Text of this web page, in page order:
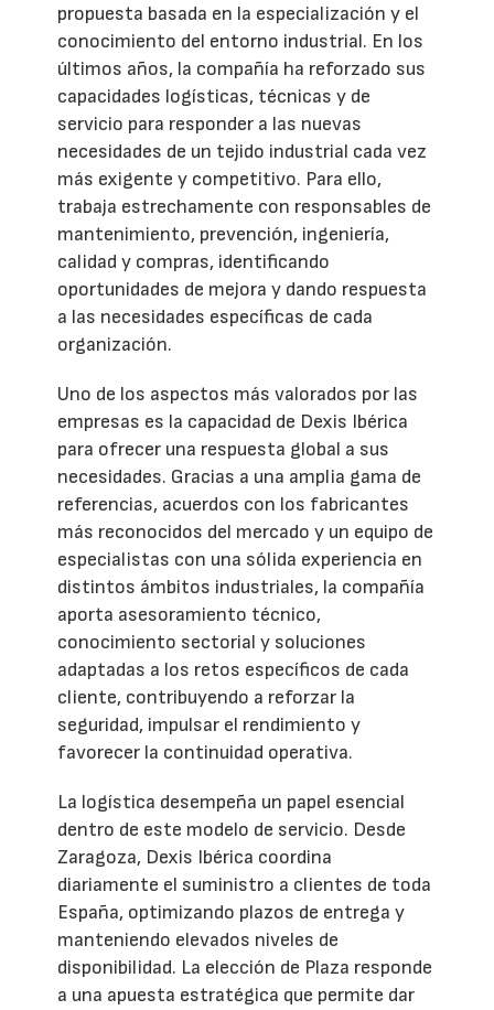
propuesta basada en la especialización y el
conocimiento del entorno industrial. En los
últimos años, la compañía ha reforzado sus
capacidades logísticas, técnicas y de
servicio para responder a las nuevas
necesidades de un tejido industrial cada vez
más exigente y competitivo. Para ello,
trabaja estrechamente con responsables de
mantenimiento, prevención, ingeniería,
calidad y compras, identificando
oportunidades de mejora y dando respuesta
a las necesidades específicas de cada
organización.
Uno de los aspectos más valorados por las
empresas es la capacidad de Dexis Ibérica
para ofrecer una respuesta global a sus
necesidades. Gracias a una amplia gama de
referencias, acuerdos con los fabricantes
más reconocidos del mercado y un equipo de
especialistas con una sólida experiencia en
distintos ámbitos industriales, la compañía
aporta asesoramiento técnico,
conocimiento sectorial y soluciones
adaptadas a los retos específicos de cada
cliente, contribuyendo a reforzar la
seguridad, impulsar el rendimiento y
favorecer la continuidad operativa.
La logística desempeña un papel esencial
dentro de este modelo de servicio. Desde
Zaragoza, Dexis Ibérica coordina
diariamente el suministro a clientes de toda
España, optimizando plazos de entrega y
manteniendo elevados niveles de
disponibilidad. La elección de Plaza responde
a una apuesta estratégica que permite dar